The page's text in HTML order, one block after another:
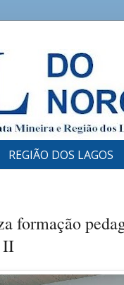
REGIÃO DOS LAGOS
formação
II